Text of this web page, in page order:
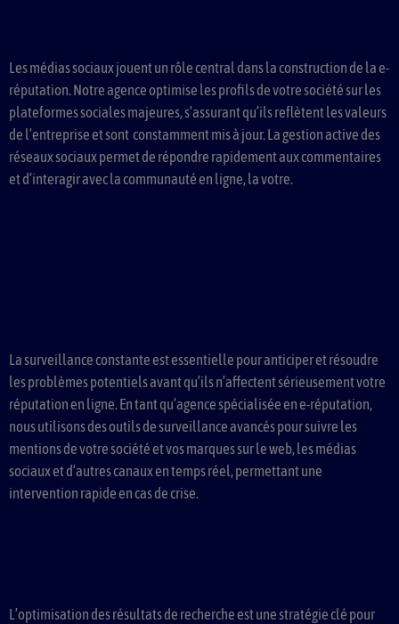
Les médias sociaux jouent un rôle central dans la construction de la e-
réputation. Notre agence optimise les profils de votre société sur les
plateformes sociales majeures, s’assurant qu’ils reflètent les valeurs
de l’entreprise et sont constamment mis à jour. La gestion active des
réseaux sociaux permet de répondre rapidement aux commentaires
et d’interagir avec la communauté en ligne, la votre.
La surveillance constante est essentielle pour anticiper et résoudre
les problèmes potentiels avant qu’ils n’affectent sérieusement votre
réputation en ligne. En tant qu’agence spécialisée en e-réputation,
nous utilisons des outils de surveillance avancés pour suivre les
mentions de votre société et vos marques sur le web, les médias
sociaux et d’autres canaux en temps réel, permettant une
intervention rapide en cas de crise.
L’optimisation des résultats de recherche est une stratégie clé pour